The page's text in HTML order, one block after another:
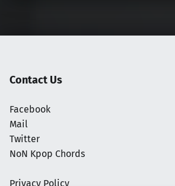
Contact Us
Facebook
Mail
Twitter
NoN Kpop Chords
Privacy Policy